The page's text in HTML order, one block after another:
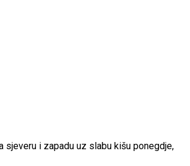
sjeveru i zapadu uz slabu kišu ponegdje,